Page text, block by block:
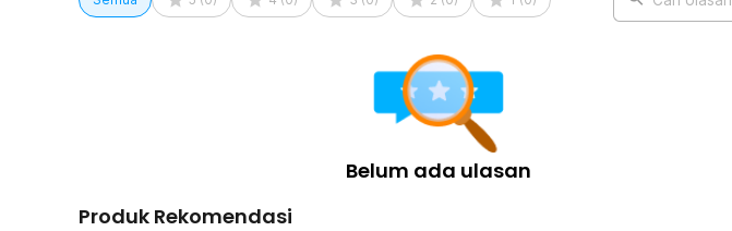
Belum ada ulasan
Produk Rekomendasi